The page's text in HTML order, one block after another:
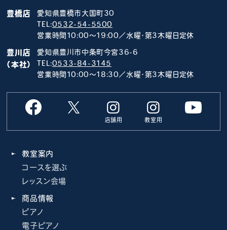
豊橋店
愛知県豊橋市大国町30
TEL:0532-54-5500
営業時間10:00～19:00／水曜･第3木曜日定休
豊川店
（本社）
愛知県豊川市中条町今宮36-6
TEL:0533-84-3145
営業時間10:00～18:30／水曜･第3木曜日定休
店舗用 教室用
教室案内
コースを選ぶ
レッスン会場
商品情報
ピアノ
電子ピアノ